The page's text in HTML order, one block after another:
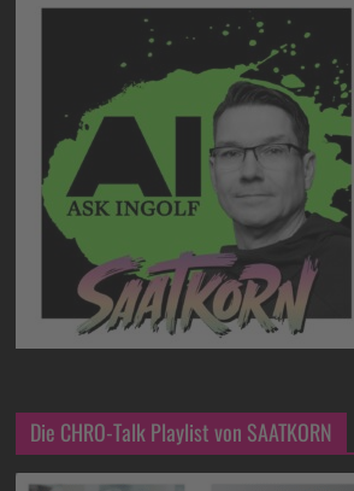
Die CHRO-Talk Playlist von SAATKORN